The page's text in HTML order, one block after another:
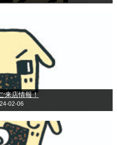
来店情報！
02-06